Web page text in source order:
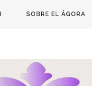
SOBRE EL ÁGORA